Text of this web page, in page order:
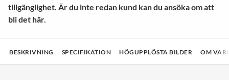
tillgänglighet. Är du inte redan kund kan du ansöka om att
bli det här.
BESKRIVNING SPECIFIKATION HÖGUPPLÖSTA BILDER OM